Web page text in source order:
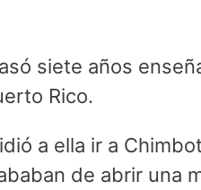
siete años
Rico.
a ella ir a
de abrir una